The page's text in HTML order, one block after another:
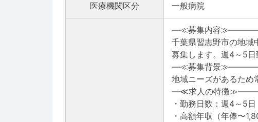
医療機関区分 一般病院
―≪募集内容
千葉県習志野市の地域
募集します。週4～5日
―≪募集背景
地域ニーズがあるため
―≪求人の特徴
・勤務日数：週4～5日
・高額年収（年俸〜